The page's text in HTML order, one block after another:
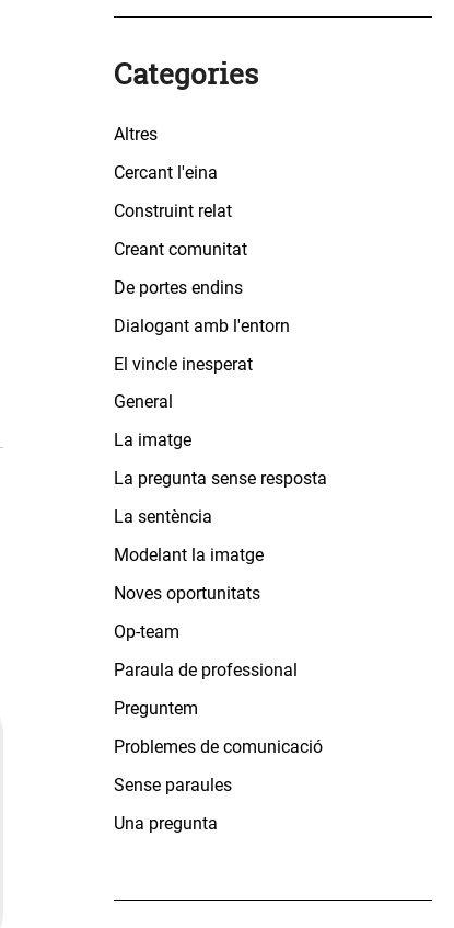
Categories
Altres
Cercant l'eina
Construint relat
Creant comunitat
De portes endins
Dialogant amb l'entorn
El vincle inesperat
General
La imatge
La pregunta sense resposta
La sentència
Modelant la imatge
Noves oportunitats
Op-team
Paraula de professional
Preguntem
Problemes de comunicació
Sense paraules
Una pregunta